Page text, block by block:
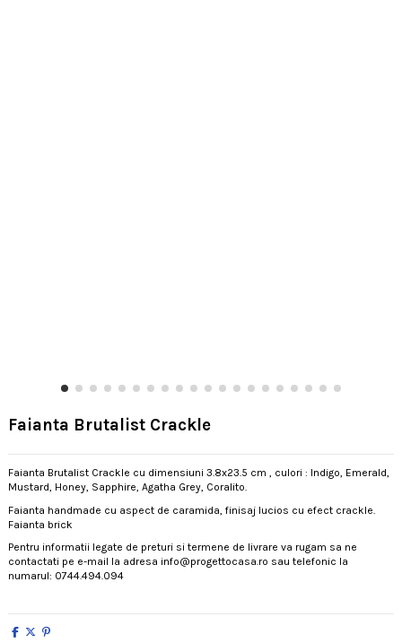
Faianta Brutalist Crackle
Faianta Brutalist Crackle cu dimensiuni 3.8x23.5 cm , culori : Indigo, Emerald,
Mustard, Honey, Sapphire, Agatha Grey, Coralito.
Faianta handmade cu aspect de caramida, finisaj lucios cu efect crackle.
Faianta brick
Pentru informatii legate de preturi si termene de livrare va rugam sa ne
contactati pe e-mail la adresa info@progettocasa.ro sau telefonic la
numarul: 0744.494.094